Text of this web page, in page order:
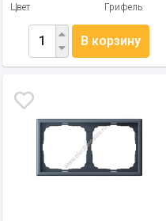
Цвет
Грифель
В корзину